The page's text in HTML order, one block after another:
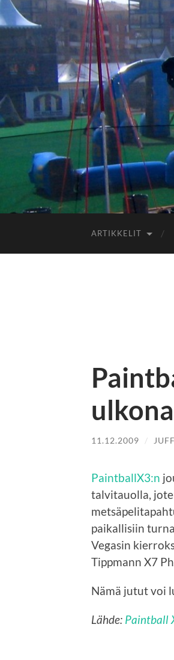
ARTIKKELIT
ulkona
11.12.2009 /
PaintballX3:n
talvitauolla,
paikallisiin
Vegasin
Tippmann X7
Nämä jutut voi
Lähde: Paintball